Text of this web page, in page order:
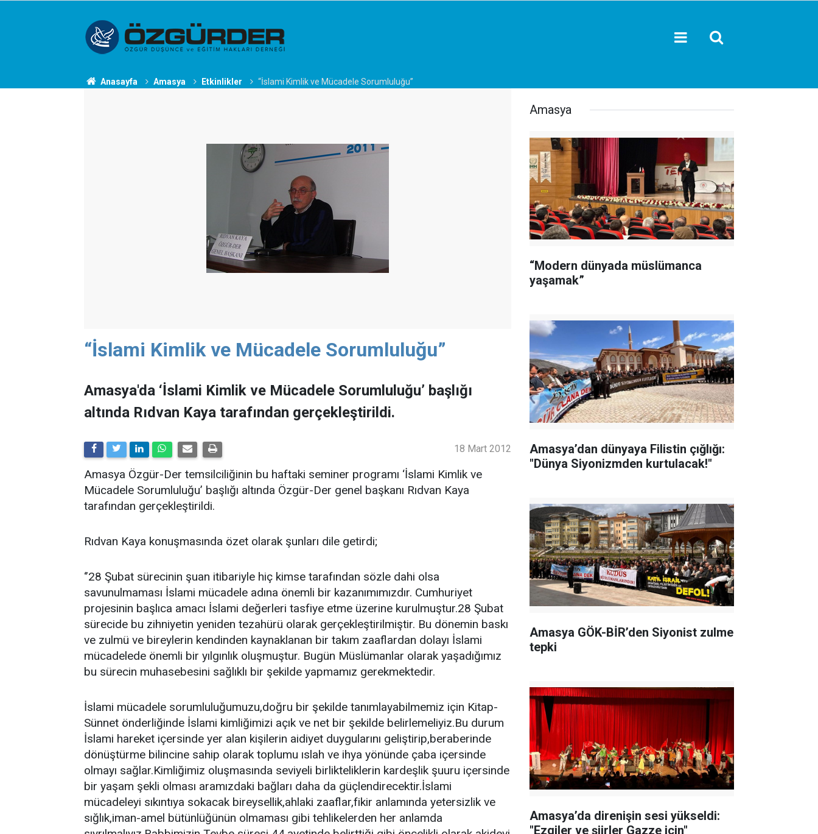
Anasayfa Amasya Etkinlikler “İslami Kimlik ve Mücadele Sorumluluğu”
“İslami Kimlik ve Mücadele Sorumluluğu”
Amasya'da ‘İslami Kimlik ve Mücadele Sorumluluğu’ başlığı
altında Rıdvan Kaya tarafından gerçekleştirildi.
18 Mart 2012
Amasya Özgür-Der temsilciliğinin bu haftaki seminer programı ‘İslami Kimlik ve
Mücadele Sorumluluğu’ başlığı altında Özgür-Der genel başkanı Rıdvan Kaya
tarafından gerçekleştirildi.
Rıdvan Kaya konuşmasında özet olarak şunları dile getirdi;
‘’28 Şubat sürecinin şuan itibariyle hiç kimse tarafından sözle dahi olsa
savunulmaması İslami mücadele adına önemli bir kazanımımızdır. Cumhuriyet
projesinin başlıca amacı İslami değerleri tasfiye etme üzerine kurulmuştur.28 Şubat
sürecide bu zihniyetin yeniden tezahürü olarak gerçekleştirilmiştir. Bu dönemin baskı
ve zulmü ve bireylerin kendinden kaynaklanan bir takım zaaflardan dolayı İslami
mücadelede önemli bir yılgınlık oluşmuştur. Bugün Müslümanlar olarak yaşadığımız
bu sürecin muhasebesini sağlıklı bir şekilde yapmamız gerekmektedir.
İslami mücadele sorumluluğumuzu,doğru bir şekilde tanımlayabilmemiz için Kitap-
Sünnet önderliğinde İslami kimliğimizi açık ve net bir şekilde belirlemeliyiz.Bu durum
İslami hareket içersinde yer alan kişilerin aidiyet duygularını geliştirip,beraberinde
dönüştürme bilincine sahip olarak toplumu ıslah ve ihya yönünde çaba içersinde
olmayı sağlar.Kimliğimiz oluşmasında seviyeli birlikteliklerin kardeşlik şuuru içersinde
bir yaşam şekli olması aramızdaki bağları daha da güçlendirecektir.İslami
mücadeleyi sıkıntıya sokacak bireysellik,ahlaki zaaflar,fikir anlamında yetersizlik ve
sığlık,iman-amel bütünlüğünün olmaması gibi tehlikelerden her anlamda
Amasya
“Modern dünyada müslümanca
yaşamak”
Amasya’dan dünyaya Filistin çığlığı:
"Dünya Siyonizmden kurtulacak!"
Amasya GÖK-BİR’den Siyonist zulme
tepki
Amasya’da direnişin sesi yükseldi:
"Ezgiler ve şiirler Gazze için"